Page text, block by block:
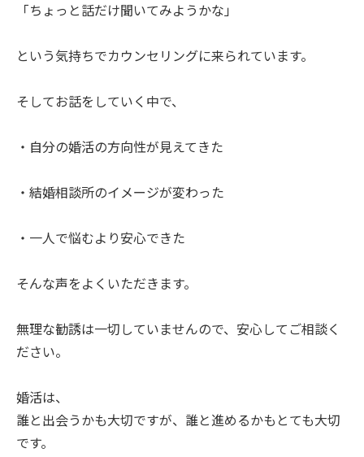
「ちょっと話だけ聞いてみようかな」
という気持ちでカウンセリングに来られています。
そしてお話をしていく中で、
・自分の婚活の方向性が見えてきた
・結婚相談所のイメージが変わった
・一人で悩むより安心できた
そんな声をよくいただきます。
無理な勧誘は一切していませんので、安心してご相談く
ださい。
婚活は、
誰と出会うかも大切ですが、誰と進めるかもとても大切
です。